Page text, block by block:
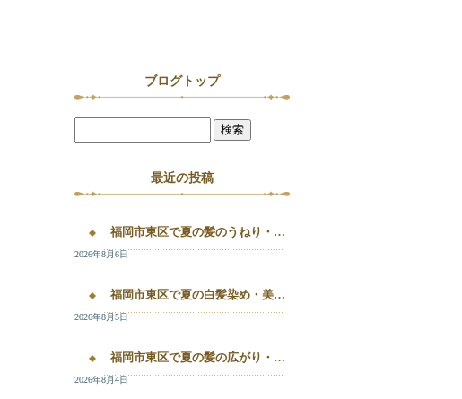
ブログトップ
最近の投稿
福岡市東区で夏の髪のうねり・白髪染め・美容液カラーを相談するなら｜箱崎・千早のL’oiseau Bleu
2026年8月6日
福岡市東区で夏の白髪染め・美容液カラー・髪質改善を相談したい方へ｜箱崎・千早のL’oiseau Bleu
2026年8月5日
福岡市東区で夏の髪の広がり・白髪染め・美容液カラーを相談したい方へ｜箱崎・千早のL’oiseau Bleu
2026年8月4日